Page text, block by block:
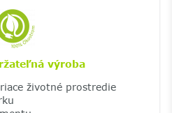
výroba
životné prostredie